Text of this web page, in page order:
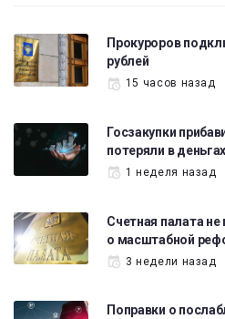
Прокуроров
рублей
15 часов назад
Госзакупки
потеряли в деньгах
1 неделя назад
Счетная палата
о масштабной
3 недели назад
Поправки о